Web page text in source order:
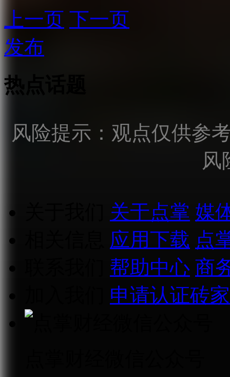
上一页 下一页
发布
热点话题
风险提示：观点仅供参
风
关于点掌 媒
应用下载 点
帮助中心 商
申请认证砖家